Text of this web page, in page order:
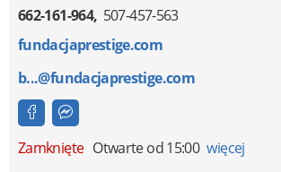
662-161-964 507-457-563
fundacjaprestige.com
b...@fundacjaprestige.com
Zamknięte Otwarte od 15:00 więcej